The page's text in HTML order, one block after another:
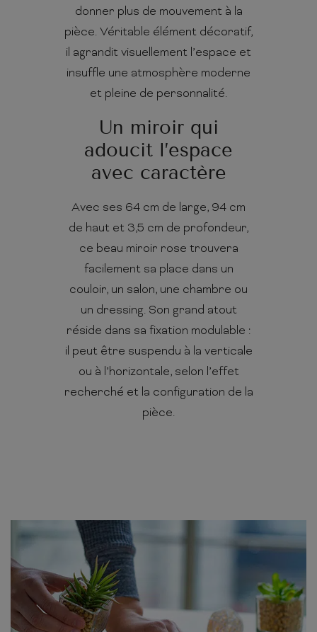
donner plus de mouvement à la
pièce. Véritable élément décoratif,
il agrandit visuellement l’espace et
insuffle une atmosphère moderne
et pleine de personnalité.
Un miroir qui
adoucit l’espace
avec caractère
Avec ses 64 cm de large, 94 cm
de haut et 3,5 cm de profondeur,
ce beau miroir rose trouvera
facilement sa place dans un
couloir, un salon, une chambre ou
un dressing. Son grand atout
réside dans sa fixation modulable :
il peut être suspendu à la verticale
ou à l’horizontale, selon l’effet
recherché et la configuration de la
pièce.